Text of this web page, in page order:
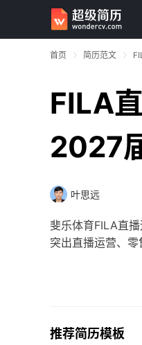
首页 简历范文
FILA
2027
叶思远
斐乐体育FILA直
突出直播运营、零
推荐简历模板